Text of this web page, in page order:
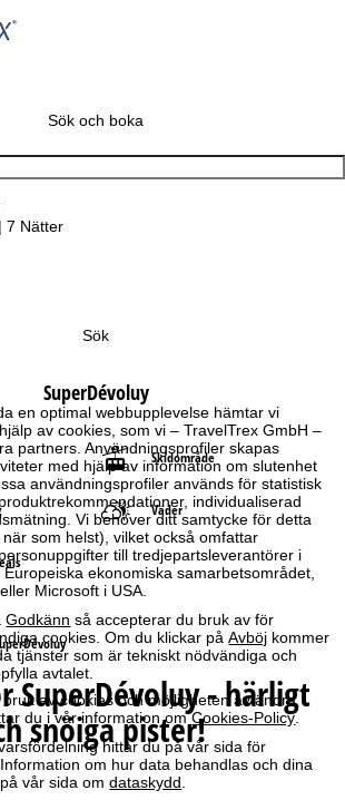
en optimal webbupplevelse hämtar vi
av cookies, som vi – TravelTrex GmbH –
partners. Användningsprofiler skapas
med hjälp av information om slutenhet
användningsprofiler används för statistisk
individualiserad
Vi behöver ditt samtycke för detta
som helst), vilket också omfattar
till tredjepartsleverantörer i
ekonomiska samarbetsområdet,
Microsoft i USA.
Godkänn så accepterar du bruk av för
cookies. Om du klickar påAvböj kommer
tjänster som är tekniskt nödvändiga och
avtalet.
bruk av cookies och möjligheten av ändra
du i vår information omCookies-Policy.
hittar du på vår sida för
. Information om hur data behandlas och dina
vår sida omdataskydd
Sök och boka
7 Nätter
Sök
SuperDévoluy
Skidområde
Väder
SuperDévoluy - härligt
snöiga pister!